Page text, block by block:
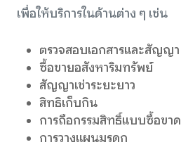
เพื่อให้บริการในด้านต่าง ๆ เช่น
ตรวจสอบเอกสารและสัญญา
ซื้อขายอสังหาริมทรัพย์
สัญญาเช่าระยะยาว
สิทธิเก็บกิน
การถือกรรมสิทธิ์แบบซื้อขาด
การวางแผนมรดก